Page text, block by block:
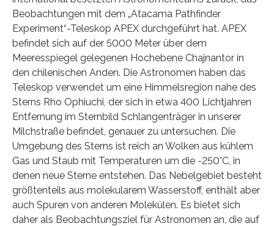
Beobachtungen mit dem „Atacama Pathfinder
Experiment“-Teleskop APEX durchgeführt hat. APEX
befindet sich auf der 5000 Meter über dem
Meeresspiegel gelegenen Hochebene Chajnantor in
den chilenischen Anden. Die Astronomen haben das
Teleskop verwendet um eine Himmelsregion nahe des
Sterns Rho Ophiuchi, der sich in etwa 400 Lichtjahren
Entfernung im Sternbild Schlangenträger in unserer
Milchstraße befindet, genauer zu untersuchen. Die
Umgebung des Sterns ist reich an Wolken aus kühlem
Gas und Staub mit Temperaturen um die -250°C, in
denen neue Sterne entstehen. Das Nebelgebiet besteht
größtenteils aus molekularem Wasserstoff, enthält aber
auch Spuren von anderen Molekülen. Es bietet sich
daher als Beobachtungsziel für Astronomen an, die auf